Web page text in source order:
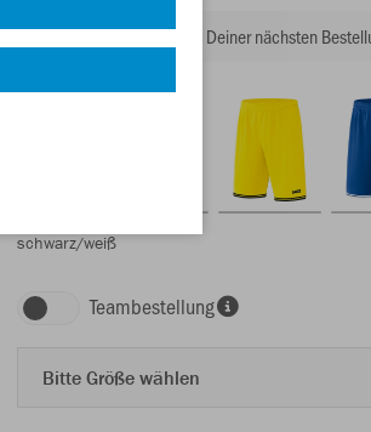
Lust auf 30% Rabatt bei Deiner nächsten
schwarz/weiß
Teambestellung
Bitte Größe wählen